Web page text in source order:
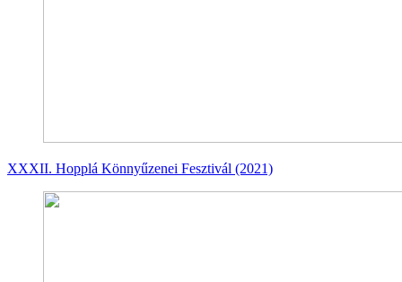
XXXII. Hopplá Könnyűzenei Fesztivál (2021)